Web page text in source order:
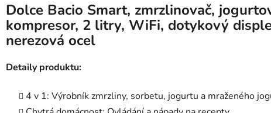
Dolce Bacio Smart, zmrzlinovač,
kompresor, 2 litry, WiFi, dotykový
nerezová ocel
Detaily produktu:
4 v 1: Výrobník zmrzliny, sorbetu, jogurtu a mraženého